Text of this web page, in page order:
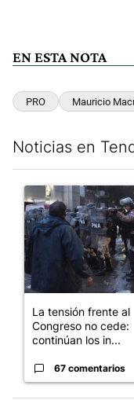
EN ESTA NOTA
PRO Mauricio
Noticias en
Un artículo de
La tensión frente al
Congreso no cede:
continúan los in...
67 comentarios